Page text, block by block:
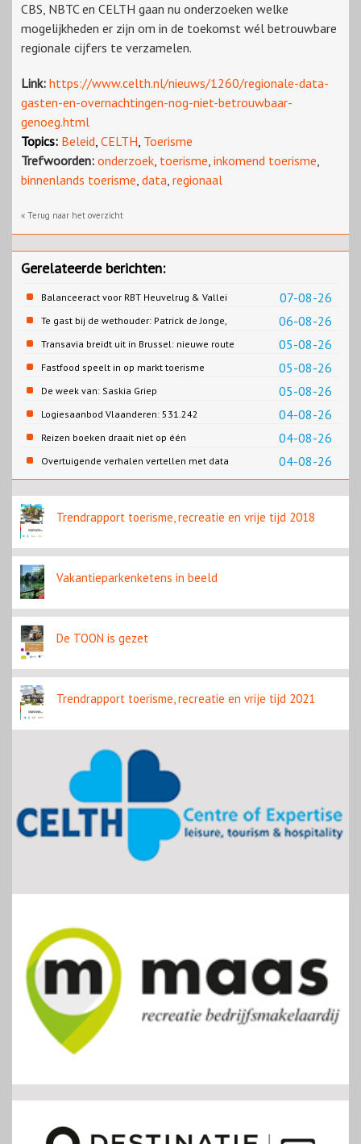
CBS, NBTC en CELTH gaan nu onderzoeken welke
mogelijkheden er zijn om in de toekomst wél betrouwbare
regionale cijfers te verzamelen.
Link: https://www.celth.nl/nieuws/1260/regionale-data-
gasten-en-overnachtingen-nog-niet-betrouwbaar-
genoeg.html
Topics: Beleid, CELTH, Toerisme
Trefwoorden: onderzoek, toerisme, inkomend toerisme,
binnenlands toerisme, data, regionaal
« Terug naar het overzicht
Gerelateerde berichten:
07-08-26
Balanceeract voor RBT Heuvelrug & Vallei
06-08-26
Te gast bij de wethouder: Patrick de Jonge,
Gemeente Emmen
05-08-26
Transavia breidt uit in Brussel: nieuwe route
naar Porto
05-08-26
Fastfood speelt in op markt toerisme
05-08-26
De week van: Saskia Griep
04-08-26
Logiesaanbod Vlaanderen: 531.242
slaapplaatsen
04-08-26
Reizen boeken draait niet op één
contentbron
04-08-26
Overtuigende verhalen vertellen met data
Trendrapport toerisme, recreatie en vrije tijd 2018
Vakantieparkenketens in beeld
De TOON is gezet
Trendrapport toerisme, recreatie en vrije tijd 2021